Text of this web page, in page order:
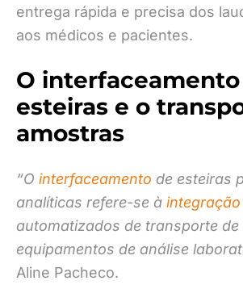
entrega rápida e precisa dos
aos médicos e pacientes.
O
esteiras e o
amostras
“O interfaceamento de esteiras
analíticas refere-se à
automatizados de transporte
equipamentos de análise
Aline Pacheco.